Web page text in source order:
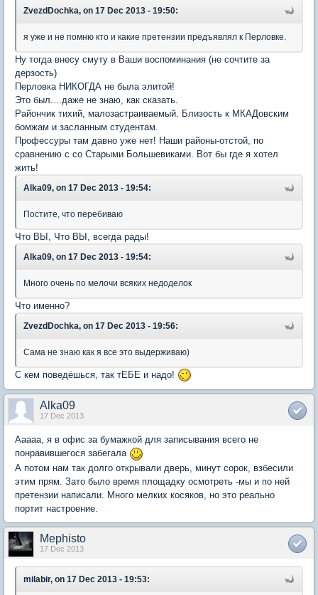
ZvezdDochka, on 17 Dec 2013 - 19:50:
я уже и не помню кто и какие претензии предъявлял к Перловке.
Ну тогда внесу смуту в Ваши воспоминания (не сочтите за
дерзость)
Перловка НИКОГДА не была элитой!
Это был....даже не знаю, как сказать.
Райончик тихий, малозастраиваемый. Близость к МКАДовским
бомжам и засланным студентам.
Профессуры там давно уже нет! Наши районы-отстой, по
сравнению с со Старыми Большевиками. Вот бы где я хотел
жить!
Alka09, on 17 Dec 2013 - 19:54:
Постите, что перебиваю
Что ВЫ, Что ВЫ, всегда рады!
Alka09, on 17 Dec 2013 - 19:54:
Много очень по мелочи всяких недоделок
Что именно?
ZvezdDochka, on 17 Dec 2013 - 19:56:
Сама не знаю как я все это выдерживаю)
С кем поведёшься, так тЕБЕ и надо!
Alka09
17 Dec 2013
Ааааа, я в офис за бумажкой для записывания всего не
понравившегося забегала
А потом нам так долго открывали дверь, минут сорок, взбесили
этим прям. Зато было время площадку осмотреть -мы и по ней
претензии написали. Много мелких косяков, но это реально
портит настроение.
Mephisto
17 Dec 2013
milabir, on 17 Dec 2013 - 19:53: